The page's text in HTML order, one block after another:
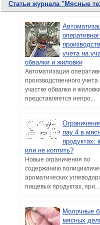
Статьи журнала "Мясные
учета на
обвалки и жиловки
Автоматизация
производственного учета
участке обвалки и
представляется непро...
пау 4 в
продуктах:
или не коптить?
Новые ограничения по
содержанию
ароматических
пищевых продуктах, при...
Молочные
мясных